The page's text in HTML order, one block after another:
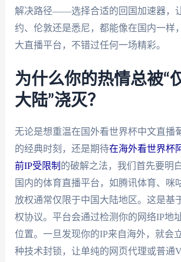
解决路径——选择合适的回国加速器，
约、伦敦还是悉尼，都能像在国内一样
大直播平台，不错过任何一场精彩。
为什么你的热情总被“
大陆”浇灭？
无论是想重温在国外看世界杯中文直播
的经典时刻，还是期待在海外看世界杯
前IP受限制 的破解之法，我们首先要明
国内的体育直播平台，如腾讯体育、咪
放权通常仅限于中国大陆地区。这是基
权协议。平台会通过检测你的网络IP地
位置。一旦发现你的IP来自海外，就会
种技术封锁，让单纯的网页代理或普通